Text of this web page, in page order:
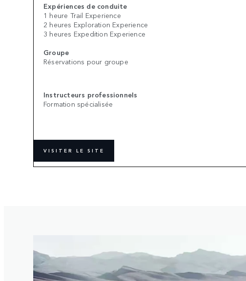
Expériences de conduite
1 heure Trail Experience
2 heures Exploration Experience
3 heures Expedition Experience
Groupe
Réservations pour groupe
Instructeurs professionnels
Formation spécialisée
VISITER LE SITE